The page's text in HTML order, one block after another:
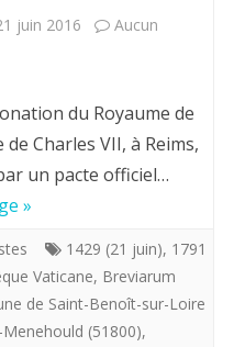
juin 2016
Aucun
du Royaume de
Charles VII, à Reims,
un pacte officiel…
»
1429 (21 juin), 1791
Vaticane, Breviarum
de Saint-Benoît-sur-Loire
(51800),